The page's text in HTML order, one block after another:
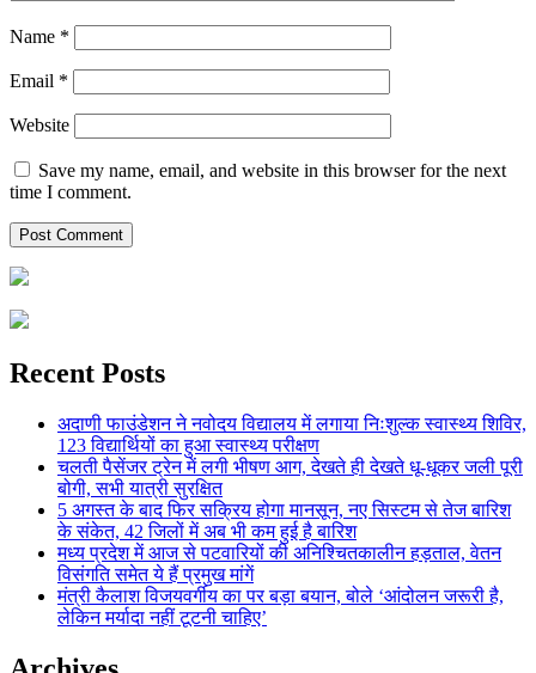
Name *
Email *
Website
Save my name, email, and website in this browser for the next
time I comment.
Recent Posts
अदाणी फाउंडेशन ने नवोदय विद्यालय में लगाया निःशुल्क स्वास्थ्य शिविर,
123 विद्यार्थियों का हुआ स्वास्थ्य परीक्षण
चलती पैसेंजर ट्रेन में लगी भीषण आग, देखते ही देखते धू-धूकर जली पूरी
बोगी, सभी यात्री सुरक्षित
5 अगस्त के बाद फिर सक्रिय होगा मानसून, नए सिस्टम से तेज बारिश
के संकेत, 42 जिलों में अब भी कम हुई है बारिश
मध्य प्रदेश में आज से पटवारियों की अनिश्चितकालीन हड़ताल, वेतन
विसंगति समेत ये हैं प्रमुख मांगें
मंत्री कैलाश विजयवर्गीय का पर बड़ा बयान, बोले ‘आंदोलन जरूरी है,
लेकिन मर्यादा नहीं टूटनी चाहिए’